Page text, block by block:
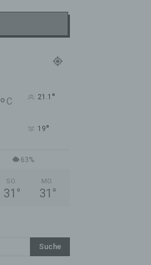
° C 21.1 °
19°
63%
SO.
31 °
MO.
31 °